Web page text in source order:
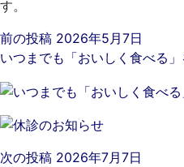
す。
前の投稿 2026年5月7日
いつまでも「おいしく食べる
次の投稿 2026年7月7日